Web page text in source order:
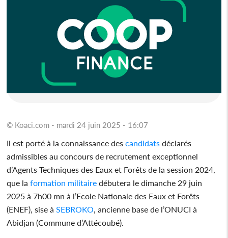
© Koaci.com - mardi 24 juin 2025 - 16:07
Il est porté à la connaissance descandidats déclarés
admissibles au concours de recrutement exceptionnel
d’Agents Techniques des Eaux et Forêts de la session 2024,
que laformation militaire débutera le dimanche 29 juin
2025 à 7h00 mn à l’Ecole Nationale des Eaux et Forêts
(ENEF), sise à SEBROKO , ancienne base de l’ONUCI à
Abidjan (Commune d’Attécoubé).